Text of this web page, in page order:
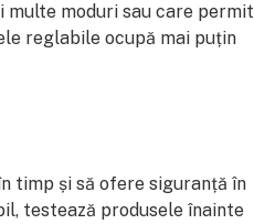
moduri sau care permit
reglabile ocupă mai puțin
timp și să ofere siguranță în
testează produsele înainte